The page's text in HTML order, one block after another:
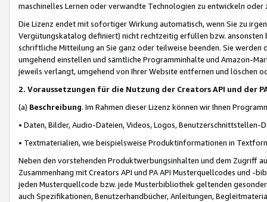
maschinelles Lernen oder verwandte Technologien zu entwickeln
Die Lizenz endet mit sofortiger Wirkung automatisch, wenn Sie zu
Vergütungskatalog definiert) nicht rechtzeitig erfüllen bzw. ansonsten
schriftliche Mitteilung an Sie ganz oder teilweise beenden. Sie werden
umgehend einstellen und sämtliche Programminhalte und Amazon-
jeweils verlangt, umgehend von Ihrer Website entfernen und löschen
2. Voraussetzungen für die Nutzung der Creators API und der
(a) Beschreibung. Im Rahmen dieser Lizenz können wir Ihnen
• Daten, Bilder, Audio-Dateien, Videos, Logos, Benutzerschnittstellen-
• Textmaterialien, wie beispielsweise Produktinformationen in
Neben den vorstehenden Produktwerbungsinhalten und dem Zugriff
Zusammenhang mit Creators API und PA API Musterquellcodes und
jeden Musterquellcode bzw. jede Musterbibliothek geltenden
auch Spezifikationen, Benutzerhandbücher, Anleitungen,